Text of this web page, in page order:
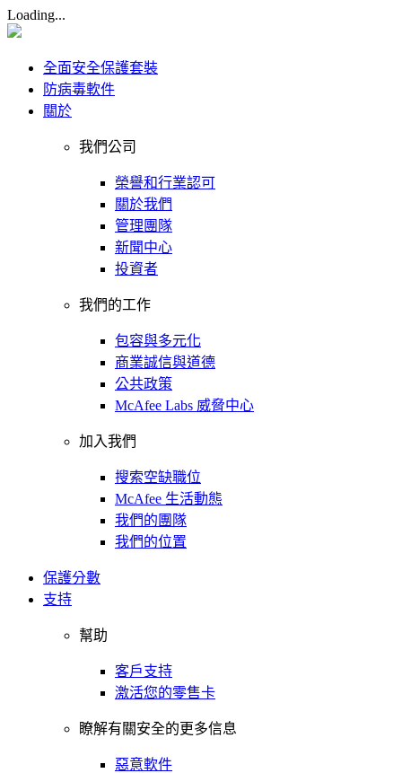
Loading...
全面安全保護套裝
防病毒軟件
關於
我們公司
榮譽和行業認可
關於我們
管理團隊
新聞中心
投資者
我們的工作
包容與多元化
商業誠信與道德
公共政策
McAfee Labs 威脅中心
加入我們
搜索空缺職位
McAfee 生活動態
我們的團隊
我們的位置
保護分數
支持
幫助
客戶支持
激活您的零售卡
瞭解有關安全的更多信息
惡意軟件